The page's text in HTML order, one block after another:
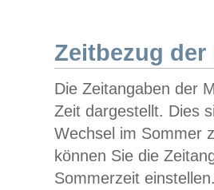
Zeitbezug der
Die Zeitangaben der
Zeit dargestellt. Dies
Wechsel im Sommer
können Sie die
Sommerzeit